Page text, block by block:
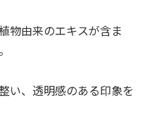
物由来のエキスが含ま
い、透明感のある印象を